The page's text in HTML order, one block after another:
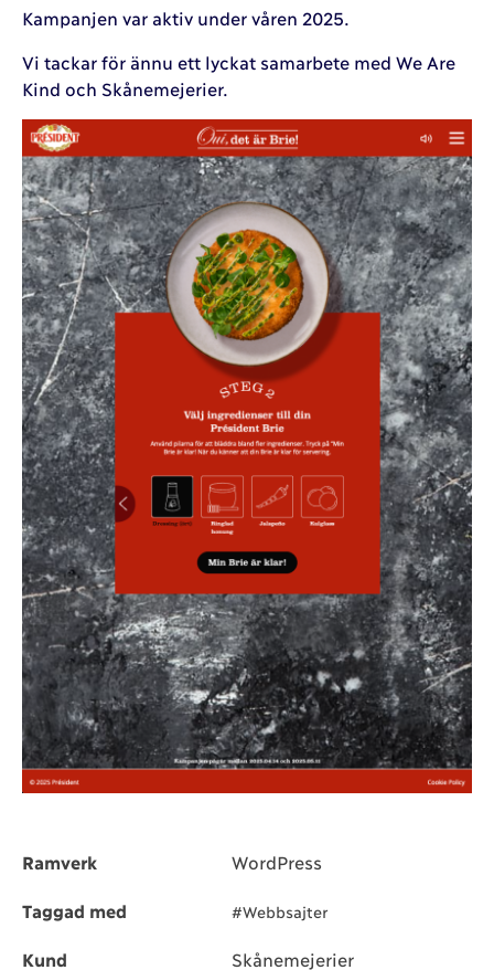
Kampanjen var aktiv under våren 2025.
Vi tackar för ännu ett lyckat samarbete med We Are
Kind och Skånemejerier.
Ramverk WordPress
Taggad med #Webbsajter
Kund Skånemejerier